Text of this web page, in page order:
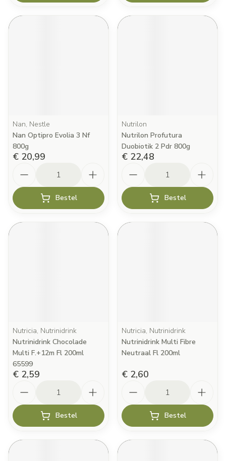
Nan, Nestle
Nan Optipro Evolia 3 Nf
800g
€ 20,99
Bestel
Nutrilon
Nutrilon Profutura
Duobiotik 2 Pdr 800g
€ 22,48
Bestel
Nutricia, Nutrinidrink
Nutrinidrink Chocolade
Multi F.+12m Fl 200ml
65599
€ 2,59
Bestel
Nutricia, Nutrinidrink
Nutrinidrink Multi Fibre
Neutraal Fl 200ml
€ 2,60
Bestel